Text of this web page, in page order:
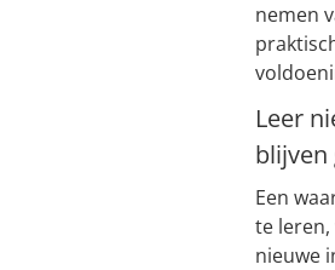
nemen
Leer
blijven
Een
te
nieuwe